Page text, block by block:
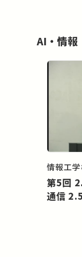
AI・情報
情報工学
第5回 2.インターネットにおける
通信